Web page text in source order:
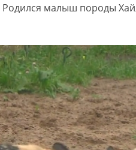
малыш породы